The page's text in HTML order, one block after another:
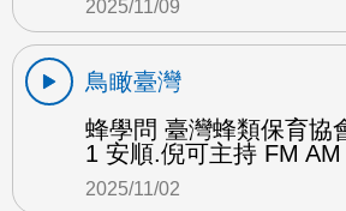
2025/11/09
鳥瞰臺灣
蜂學問 臺灣蜂類保育協
1 安順.倪可主持 FM AM
2025/11/02